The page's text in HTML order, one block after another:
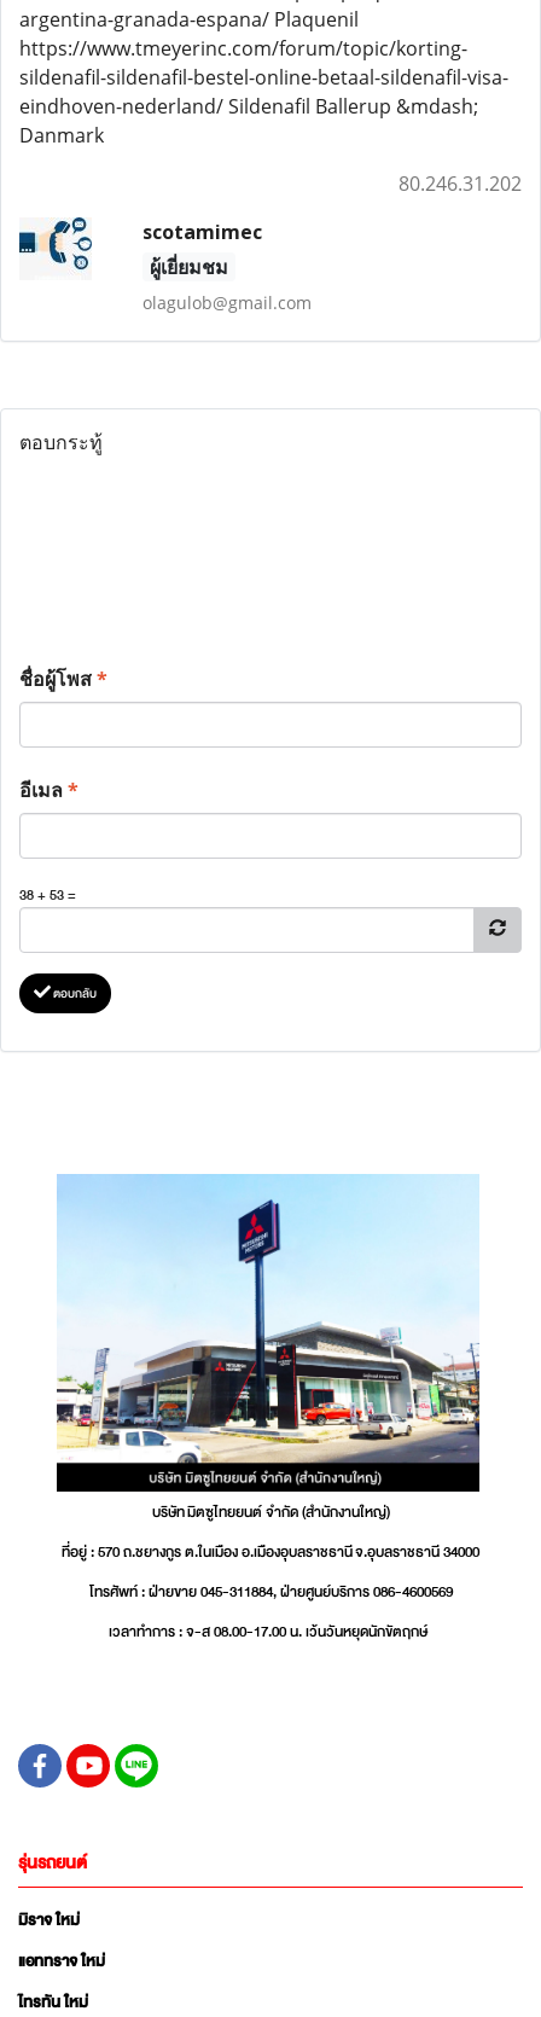
argentina-granada-espana/ Plaquenil
https://www.tmeyerinc.com/forum/topic/korting-
sildenafil-sildenafil-bestel-online-betaal-sildenafil-visa-
eindhoven-nederland/ Sildenafil Ballerup &mdash;
Danmark
80.246.31.202
scotamimec
ผู้เยี่ยมชม
olagulob@gmail.com
ตอบกระทู้
ชื่อผู้โพส*
อีเมล*
38 + 53 =
ตอบกลับ
บริษัท มิตซูไทยยนต์ จำกัด (สำนักงานใหญ่)
ที่อยู่ : 570 ถ.ชยางกูร ต.ในเมือง อ.เมืองอุบลราชธานี จ.อุบลราชธานี 34000
โทรศัพท์ : ฝ่ายขาย 045-311884, ฝ่ายศูนย์บริการ 086-4600569
เวลาทำการ : จ-ส 08.00-17.00 น. เว้นวันหยุดนักขัตฤกษ์
รุ่นรถยนต์
มิราจ ใหม่
แอททราจ ใหม่
ไทรทัน ใหม่